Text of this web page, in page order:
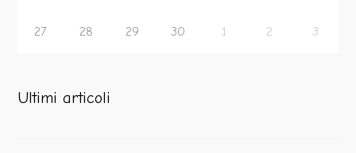
27 28 29 30 1 2 3
Ultimi articoli